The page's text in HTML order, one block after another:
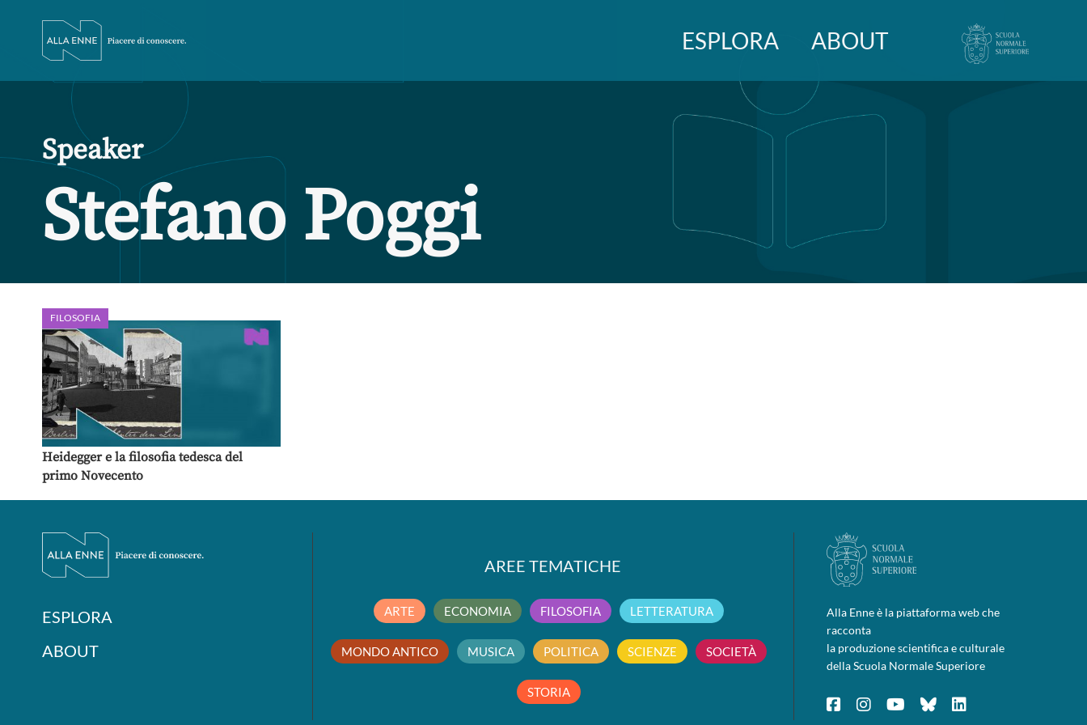
ESPLORA ABOUT
Speaker
Stefano Poggi
FILOSOFIA
Heidegger e la filosofia tedesca del
primo Novecento
ESPLORA
ABOUT
AREE TEMATICHE
ARTE ECONOMIA FILOSOFIA LETTERATURA
MONDO ANTICO MUSICA POLITICA SCIENZE SOCIETÀ
STORIA
Alla Enne è la piattaforma web che
racconta
la produzione scientifica e culturale
della Scuola Normale Superiore